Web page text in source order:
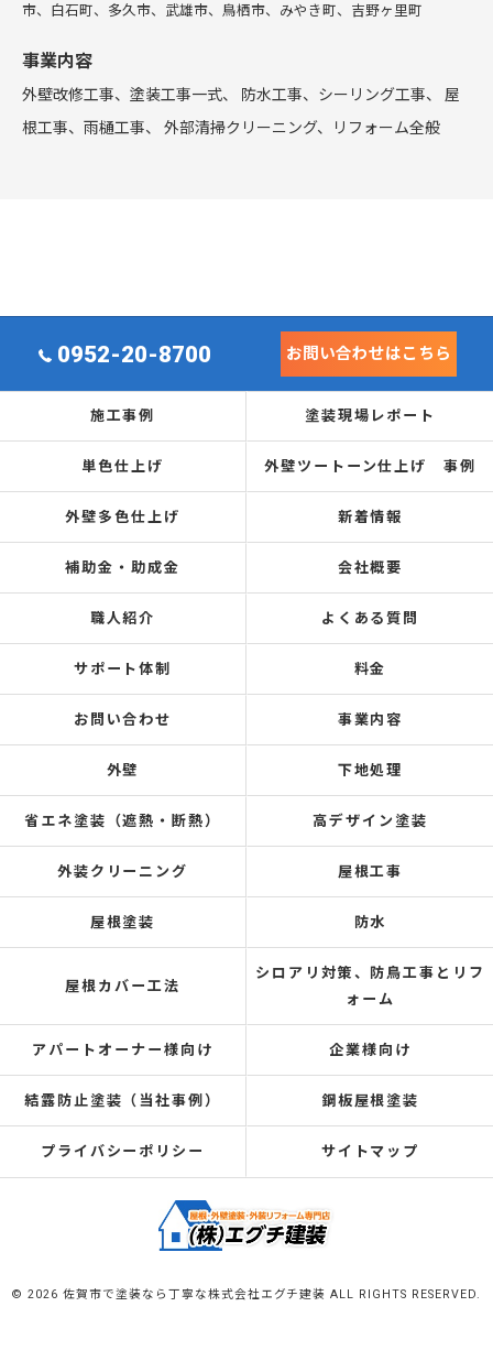
市、白石町、多久市、武雄市、鳥栖市、みやき町、吉野ヶ里町
事業内容
外壁改修工事、塗装工事⼀式、 防水工事、シーリング工事、 屋
根工事、雨樋工事、 外部清掃クリーニング、リフォーム全般
0952-20-8700 お問い合わせはこちら
施工事例 塗装現場レポート
単色仕上げ 外壁ツートーン仕上げ 事例
外壁多色仕上げ 新着情報
補助金・助成金 会社概要
職人紹介 よくある質問
サポート体制 料金
お問い合わせ 事業内容
外壁 下地処理
省エネ塗装（遮熱・断熱） 高デザイン塗装
外装クリーニング 屋根工事
屋根塗装 防水
屋根カバー工法
シロアリ対策、防鳥工事とリフ
ォーム
アパートオーナー様向け 企業様向け
結露防止塗装（当社事例） 鋼板屋根塗装
プライバシーポリシー サイトマップ
© 2026 佐賀市で塗装なら丁寧な株式会社エグチ建装 ALL RIGHTS RESERVED.